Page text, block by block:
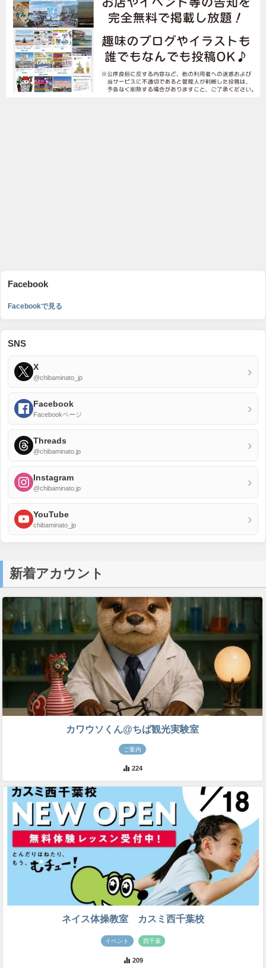
Facebook
Facebookで見る
SNS
X
@chibaminato_jp ›
Facebook
Facebookページ ›
Threads
@chibaminato.jp ›
Instagram
@chibaminato.jp ›
YouTube
chibaminato_jp ›
新着アカウント
カワウソくん@ちば観光実験室
ご案内
224
ネイス体操教室 カスミ西千葉校
イベント 西千葉
209